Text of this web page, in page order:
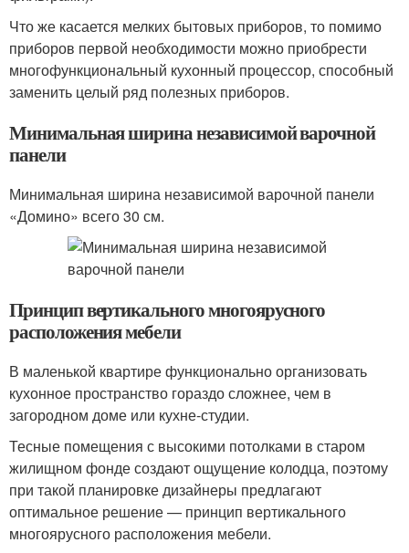
Что же касается мелких бытовых приборов, то помимо
приборов первой необходимости можно приобрести
многофункциональный кухонный процессор, способный
заменить целый ряд полезных приборов.
Минимальная ширина независимой варочной
панели
Минимальная ширина независимой варочной панели
«Домино» всего 30 см.
Принцип вертикального многоярусного
расположения мебели
В маленькой квартире функционально организовать
кухонное пространство гораздо сложнее, чем в
загородном доме или кухне-студии.
Тесные помещения с высокими потолками в старом
жилищном фонде создают ощущение колодца, поэтому
при такой планировке дизайнеры предлагают
оптимальное решение — принцип вертикального
многоярусного расположения мебели.